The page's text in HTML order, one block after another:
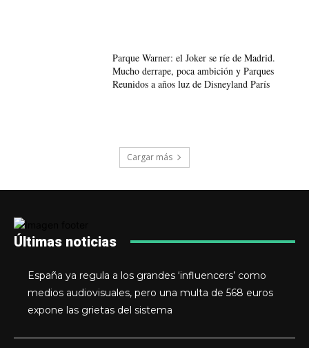
Parque Warner: el Joker se ríe de Madrid.
Mucho derrape, poca ambición y Parques
Reunidos a años luz de Disneyland París
Cargar más
Últimas noticias
España ya regula a los grandes ‘influencers’ como
medios audiovisuales, pero una multa de 568 euros
expone las grietas del sistema